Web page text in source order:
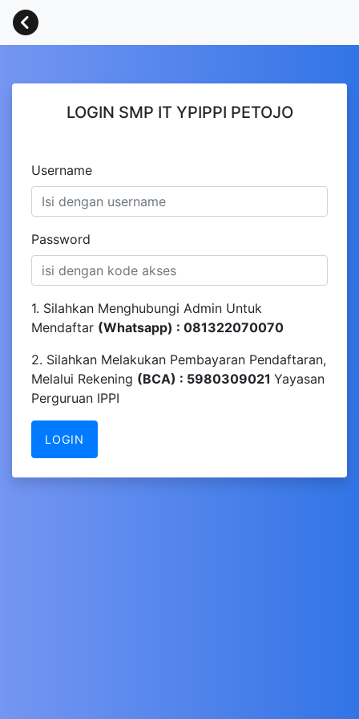
LOGIN SMP IT YPIPPI PETOJO
Username
Password
1. Silahkan Menghubungi Admin Untuk
Mendaftar (Whatsapp) : 081322070070
2. Silahkan Melakukan Pembayaran Pendaftaran,
Melalui Rekening (BCA) : 5980309021 Yayasan
Perguruan IPPI
LOGIN